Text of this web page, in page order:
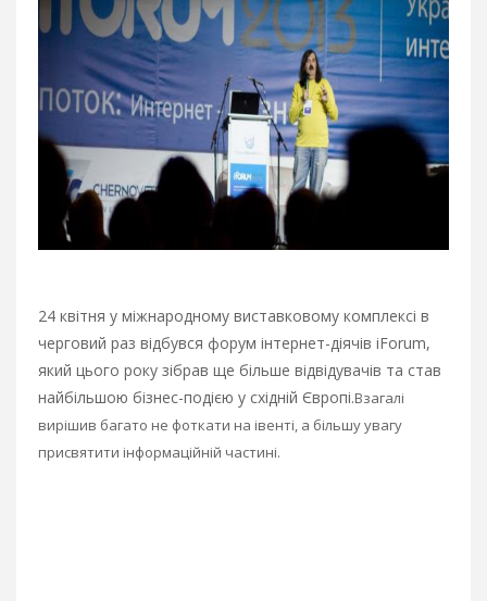
24 квітня у міжнародному виставковому комплексі в
черговий раз відбувся форум інтернет-діячів iForum,
який цього року зібрав ще більше відвідувачів та став
найбільшою бізнес-подією у східній Європі.Взагалі
вирішив багато не фоткати на івенті, а більшу увагу
присвятити інформаційній частині.